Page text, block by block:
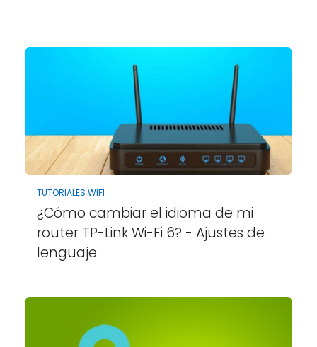
TUTORIALES WIFI
¿Cómo cambiar el idioma de mi
router TP-Link Wi-Fi 6? - Ajustes de
lenguaje